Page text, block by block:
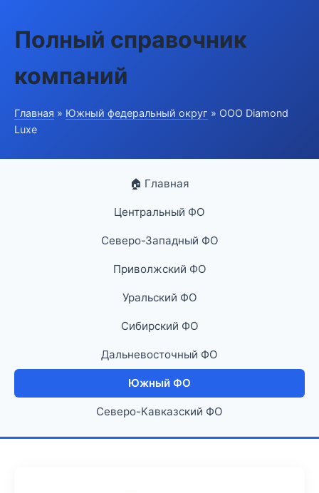
Полный справочник
компаний
Главная » Южный федеральный округ » ООО Diamond
Luxe
🏠 Главная
Центральный ФО
Северо-Западный ФО
Приволжский ФО
Уральский ФО
Сибирский ФО
Дальневосточный ФО
Южный ФО
Северо-Кавказский ФО